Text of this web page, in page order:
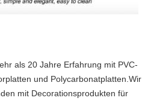
als 20 Jahre Erfahrung mit PVC-
und Polycarbonatplatten.Wir
mit Decorationsprodukten für